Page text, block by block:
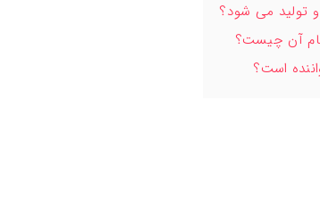
تولید می شود؟
آن چیست؟
است؟